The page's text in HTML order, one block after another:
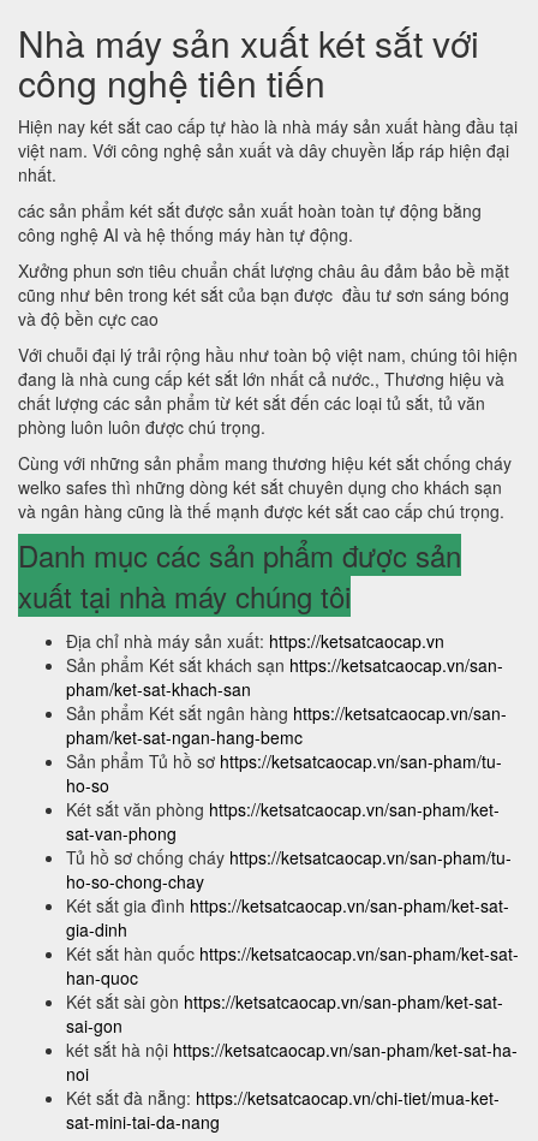
Nhà máy sản xuất két sắt với
công nghệ tiên tiến
Hiện nay két sắt cao cấp tự hào là nhà máy sản xuất hàng đầu tại
việt nam. Với công nghệ sản xuất và dây chuyền lắp ráp hiện đại
nhất.
các sản phẩm két sắt được sản xuất hoàn toàn tự động bằng
công nghệ AI và hệ thống máy hàn tự động.
Xưởng phun sơn tiêu chuẩn chất lượng châu âu đảm bảo bề mặt
cũng như bên trong két sắt của bạn được đầu tư sơn sáng bóng
và độ bền cực cao
Với chuỗi đại lý trải rộng hầu như toàn bộ việt nam, chúng tôi hiện
đang là nhà cung cấp két sắt lớn nhất cả nước., Thương hiệu và
chất lượng các sản phẩm từ két sắt đến các loại tủ sắt, tủ văn
phòng luôn luôn được chú trọng.
Cùng với những sản phẩm mang thương hiệu két sắt chống cháy
welko safes thì những dòng két sắt chuyên dụng cho khách sạn
và ngân hàng cũng là thế mạnh được két sắt cao cấp chú trọng.
Danh mục các sản phẩm được sản
xuất tại nhà máy chúng tôi
Địa chỉ nhà máy sản xuất: https://ketsatcaocap.vn
Sản phẩm Két sắt khách sạn https://ketsatcaocap.vn/san-
pham/ket-sat-khach-san
Sản phẩm Két sắt ngân hàng https://ketsatcaocap.vn/san-
pham/ket-sat-ngan-hang-bemc
Sản phẩm Tủ hồ sơ https://ketsatcaocap.vn/san-pham/tu-
ho-so
Két sắt văn phòng https://ketsatcaocap.vn/san-pham/ket-
sat-van-phong
Tủ hồ sơ chống cháy https://ketsatcaocap.vn/san-pham/tu-
ho-so-chong-chay
Két sắt gia đình https://ketsatcaocap.vn/san-pham/ket-sat-
gia-dinh
Két sắt hàn quốc https://ketsatcaocap.vn/san-pham/ket-sat-
han-quoc
Két sắt sài gòn https://ketsatcaocap.vn/san-pham/ket-sat-
sai-gon
két sắt hà nội https://ketsatcaocap.vn/san-pham/ket-sat-ha-
noi
Két sắt đà nẵng: https://ketsatcaocap.vn/chi-tiet/mua-ket-
sat-mini-tai-da-nang